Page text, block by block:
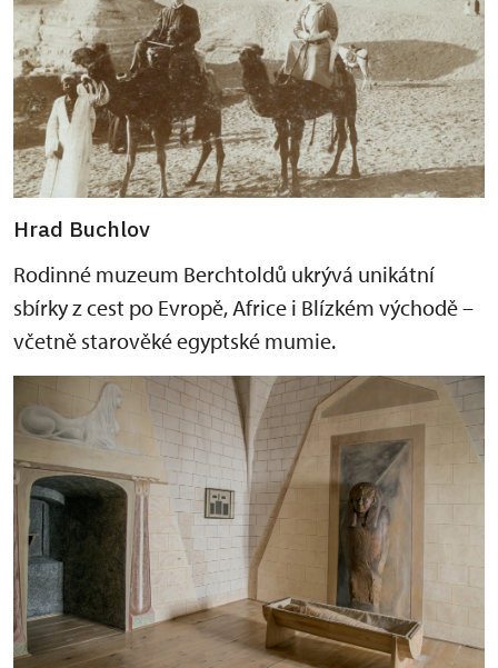
Hrad Buchlov
Rodinné muzeum Berchtoldů ukrývá unikátní
sbírky z cest po Evropě, Africe i Blízkém východě –
včetně starověké egyptské mumie.